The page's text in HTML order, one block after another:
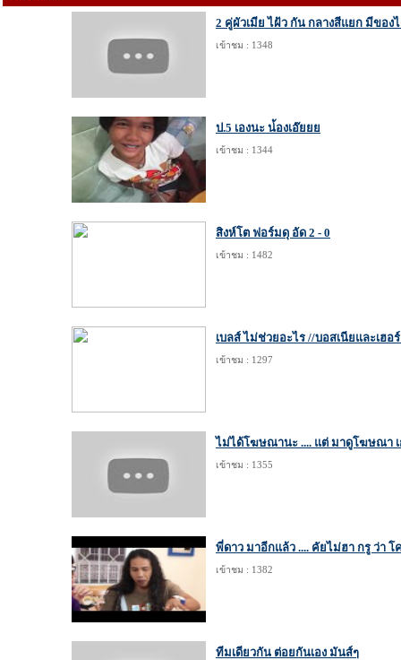
2 คู่ผัวเมีย ไฝ้ว กัน กลางสีแยก มีของ
เข้าชม : 1348
ป.5 เองนะ น่้องเอ๊ยยย
เข้าชม : 1344
สิงห์โต ฟอร์มดุ อัด 2 - 0
เข้าชม : 1482
เบลส์ ไม่ช่วยอะไร //บอสเนียและเฮอร์
เข้าชม : 1297
ไม่ได้โฆษณานะ .... แต่ มาดูโฆษณา
เข้าชม : 1355
พี่ดาว มาอีกแล้ว .... คัยไม่ฮา กรู ว่า โ
เข้าชม : 1382
ทีมเดียวกัน ต่อยกันเอง มันส์ๆ